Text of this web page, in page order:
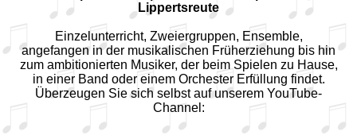
Lippertsreute
Einzelunterricht, Zweiergruppen, Ensemble,
angefangen in der musikalischen Früherziehung bis hin
zum ambitionierten Musiker, der beim Spielen zu Hause,
in einer Band oder einem Orchester Erfüllung findet.
Überzeugen Sie sich selbst auf unserem YouTube-
Channel: